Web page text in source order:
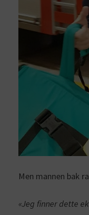
Men mannen bak
«Jeg finner dette